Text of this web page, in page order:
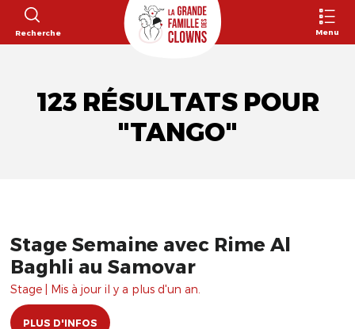
Recherche Menu
123 RÉSULTATS POUR
"TANGO"
Stage Semaine avec Rime Al
Baghli au Samovar
Stage | Mis à jour il y a plus d'un an.
PLUS D'INFOS